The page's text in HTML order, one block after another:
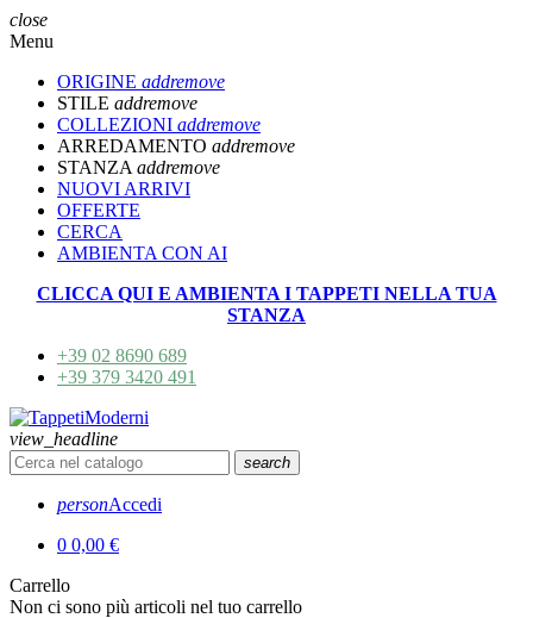
close
Menu
ORIGINE addremove
STILE addremove
COLLEZIONI addremove
ARREDAMENTO addremove
STANZA addremove
NUOVI ARRIVI
OFFERTE
CERCA
AMBIENTA CON AI
CLICCA QUI E AMBIENTA I TAPPETI NELLA TUA
STANZA
+39 02 8690 689
+39 379 3420 491
view_headline
search
personAccedi
0 0,00 €
Carrello
Non ci sono più articoli nel tuo carrello